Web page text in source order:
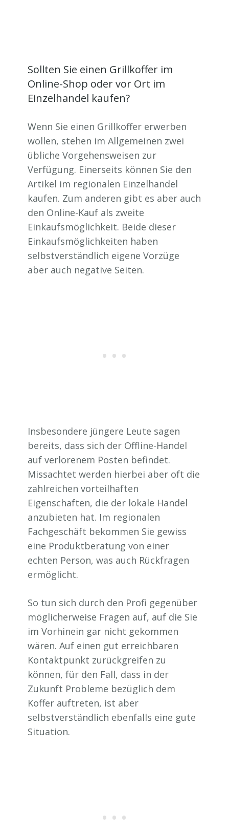
Sollten Sie einen Grillkoffer im
Online-Shop oder vor Ort im
Einzelhandel kaufen?
Wenn Sie einen Grillkoffer erwerben
wollen, stehen im Allgemeinen zwei
übliche Vorgehensweisen zur
Verfügung. Einerseits können Sie den
Artikel im regionalen Einzelhandel
kaufen. Zum anderen gibt es aber auch
den Online-Kauf als zweite
Einkaufsmöglichkeit. Beide dieser
Einkaufsmöglichkeiten haben
selbstverständlich eigene Vorzüge
aber auch negative Seiten.
Insbesondere jüngere Leute sagen
bereits, dass sich der Offline-Handel
auf verlorenem Posten befindet.
Missachtet werden hierbei aber oft die
zahlreichen vorteilhaften
Eigenschaften, die der lokale Handel
anzubieten hat. Im regionalen
Fachgeschäft bekommen Sie gewiss
eine Produktberatung von einer
echten Person, was auch Rückfragen
ermöglicht.
So tun sich durch den Profi gegenüber
möglicherweise Fragen auf, auf die Sie
im Vorhinein gar nicht gekommen
wären. Auf einen gut erreichbaren
Kontaktpunkt zurückgreifen zu
können, für den Fall, dass in der
Zukunft Probleme bezüglich dem
Koffer auftreten, ist aber
selbstverständlich ebenfalls eine gute
Situation.